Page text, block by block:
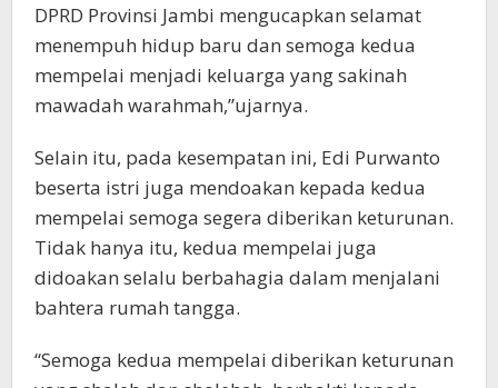
DPRD Provinsi Jambi mengucapkan selamat
menempuh hidup baru dan semoga kedua
mempelai menjadi keluarga yang sakinah
mawadah warahmah,”ujarnya.
Selain itu, pada kesempatan ini, Edi Purwanto
beserta istri juga mendoakan kepada kedua
mempelai semoga segera diberikan keturunan.
Tidak hanya itu, kedua mempelai juga
didoakan selalu berbahagia dalam menjalani
bahtera rumah tangga.
“Semoga kedua mempelai diberikan keturunan